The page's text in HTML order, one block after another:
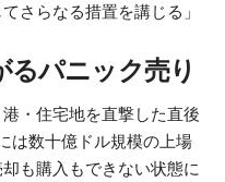
さらなる措置を講じる」
るパニック売り
・住宅地を直撃した直後
は数十億ドル規模の上場
も購入もできない状態に